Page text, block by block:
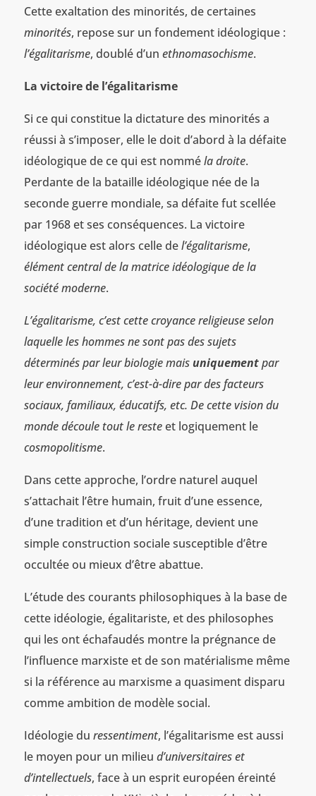
Cette exaltation des minorités, de certaines
minorités, repose sur un fondement idéologique :
l’égalitarisme, doublé d’un ethnomasochisme.
La victoire de l’égalitarisme
Si ce qui constitue la dictature des minorités a
réussi à s’imposer, elle le doit d’abord à la défaite
idéologique de ce qui est nomméla droite.
Perdante de la bataille idéologique née de la
seconde guerre mondiale, sa défaite fut scellée
par 1968 et ses conséquences. La victoire
idéologique est alors celle del’égalitarisme,
élément central de la matrice idéologique de la
société moderne.
L’égalitarisme, c’est cette croyance religieuse selon
laquelle les hommes ne sont pas des sujets
déterminés par leur biologie mais uniquementpar
leur environnement, c’est-à-dire par des facteurs
sociaux, familiaux, éducatifs, etc. De cette vision du
monde découle tout le reste et logiquement le
cosmopolitisme.
Dans cette approche, l’ordre naturel auquel
s’attachait l’être humain, fruit d’une essence,
d’une tradition et d’un héritage, devient une
simple construction sociale susceptible d’être
occultée ou mieux d’être abattue.
L’étude des courants philosophiques à la base de
cette idéologie, égalitariste, et des philosophes
qui les ont échafaudés montre la prégnance de
l’influence marxiste et de son matérialisme même
si la référence au marxisme a quasiment disparu
comme ambition de modèle social.
Idéologie du ressentiment, l’égalitarisme est aussi
le moyen pour un milieu d’universitaires et
d’intellectuels, face à un esprit européen éreinté